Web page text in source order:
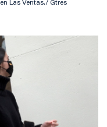
Las Ventas./ Gtres